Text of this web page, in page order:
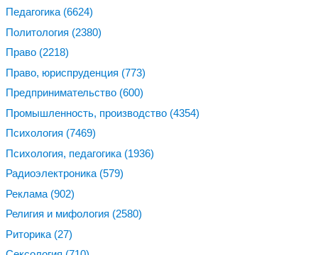
Педагогика (6624)
Политология (2380)
Право (2218)
Право, юриспруденция (773)
Предпринимательство (600)
Промышленность, производство (4354)
Психология (7469)
Психология, педагогика (1936)
Радиоэлектроника (579)
Реклама (902)
Религия и мифология (2580)
Риторика (27)